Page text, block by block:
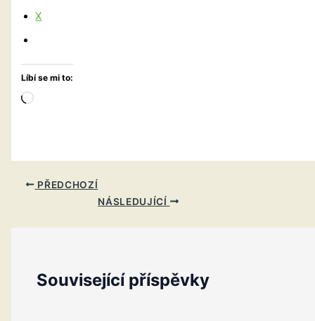
X
Líbí se mi to:
Načítání…
PŘEDCHOZÍ
NÁSLEDUJÍCÍ
Související příspěvky